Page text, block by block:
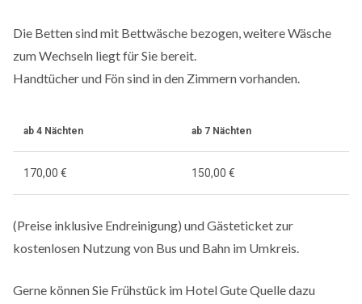
Die Betten sind mit Bettwäsche bezogen, weitere Wäsche
zum Wechseln liegt für Sie bereit.
Handtücher und Fön sind in den Zimmern vorhanden.
ab 4 Nächten ab 7 Nächten
170,00 € 150,00 €
(Preise inklusive Endreinigung) und Gästeticket zur
kostenlosen Nutzung von Bus und Bahn im Umkreis.
Gerne können Sie Frühstück im Hotel Gute Quelle dazu